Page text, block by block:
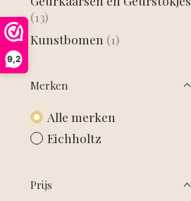
9,2
(13)
Kunstbomen (1)
Merken
Alle merken
Eichholtz
Prijs